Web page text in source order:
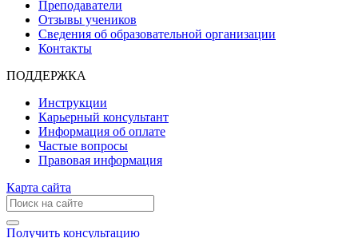
Преподаватели
Отзывы учеников
Сведения об образовательной организации
Контакты
ПОДДЕРЖКА
Инструкции
Карьерный консультант
Информация об оплате
Частые вопросы
Правовая информация
Карта сайта
Получить консультацию